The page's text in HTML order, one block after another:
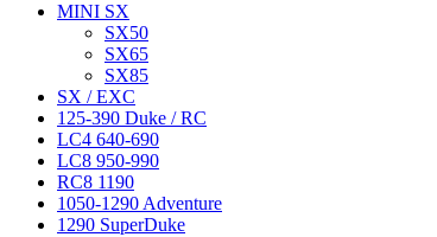
MINI SX
SX50
SX65
SX85
SX / EXC
125-390 Duke / RC
LC4 640-690
LC8 950-990
RC8 1190
1050-1290 Adventure
1290 SuperDuke